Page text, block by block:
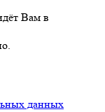
Вам в
данных